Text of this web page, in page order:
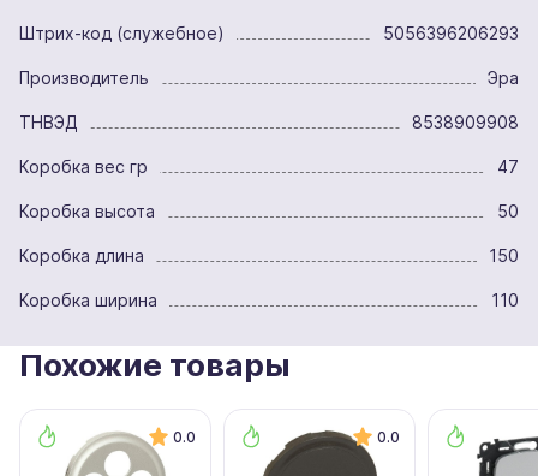
Штрих-код (служебное) 5056396206293
Производитель Эра
ТНВЭД 8538909908
Коробка вес гр 47
Коробка высота 50
Коробка длина 150
Коробка ширина 110
Похожие товары
0.0 0.0